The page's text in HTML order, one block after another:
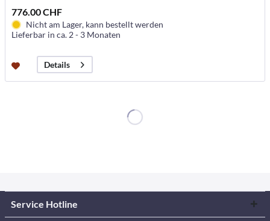
776.00 CHF
Nicht am Lager, kann bestellt werden
Lieferbar in ca. 2 - 3 Monaten
Details
Service Hotline